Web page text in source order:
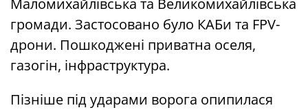
Маломихайлівська та Великомихайлівська
громади. Застосовано було КАБи та FPV-
дрони. Пошкоджені приватна оселя,
газогін, інфраструктура.
Пізніше під ударами ворога опипилася